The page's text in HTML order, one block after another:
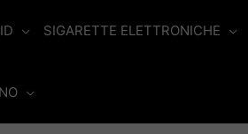
SIGARETTE ELETTRONICHE